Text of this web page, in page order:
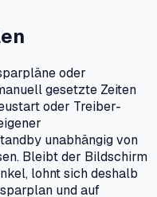
oder
gesetzte Zeiten
oder Treiber-
unabhängig von
Bleibt der Bildschirm
lohnt sich deshalb
und auf